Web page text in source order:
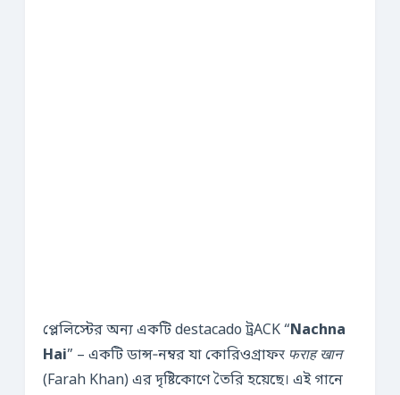
প্লেলিস্টের অন্য একটি destacado ট্রACK “Nachna
Hai” – একটি ডান্স‑নম্বর যা কোরিওগ্রাফर फराह खान
(Farah Khan) এর দৃষ্টিকোণে তৈরি হয়েছে। এই গানে